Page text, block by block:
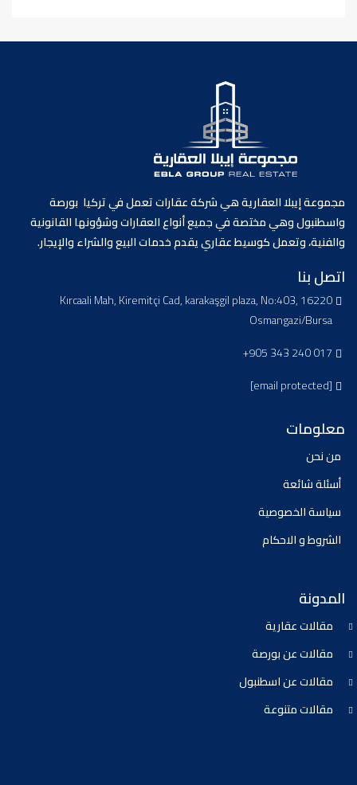
مجموعة إيبلا العقارية هي شركة عقارات تعمل في تركيا بورصة
واسطنبول وهي مختصة في جميع أنواع العقارات وشؤونها القانونية
والفنية، وتعمل كوسيط عقاري يقدم خدمات البيع والشراء والإيجار.
اتصل بنا
Kırcaali Mah, Kiremitçi Cad, karakaşgil plaza, No:403, 16220
Osmangazi/Bursa
+905 343 240 017
[email protected]
معلومات
من نحن
أسئلة شائعة
سياسة الخصوصية
الشروط و الاحكام
المدونة
مقالات عقارية
مقالات عن بورصة
مقالات عن اسطنبول
مقالات متنوعة